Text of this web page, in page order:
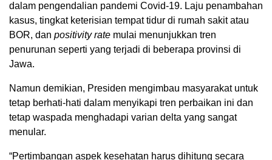
dalam pengendalian pandemi Covid-19. Laju penambahan
kasus, tingkat keterisian tempat tidur di rumah sakit atau
BOR, dan positivity rate mulai menunjukkan tren
penurunan seperti yang terjadi di beberapa provinsi di
Jawa.
Namun demikian, Presiden mengimbau masyarakat untuk
tetap berhati-hati dalam menyikapi tren perbaikan ini dan
tetap waspada menghadapi varian delta yang sangat
menular.
“Pertimbangan aspek kesehatan harus dihitung secara